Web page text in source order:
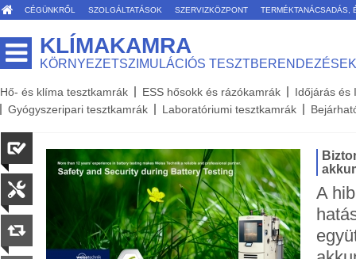
CÉGÜNKRŐL SZOLGÁLTATÁSOK SZERVIZKÖZPONT TERMÉKTANÁCSADÁS,
KLÍMAKAMRA
KÖRNYEZETSZIMULÁCIÓS TESZTBERENDEZÉSEK
Hő- és klíma tesztkamrák ESS hősokk és rázókamrák
Időjárás és
Gyógyszeripari tesztkamrák
Laboratóriumi tesztkamrák
A